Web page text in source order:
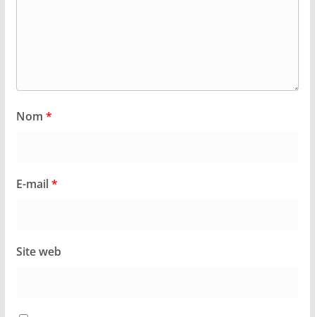
Nom *
E-mail*
Site web